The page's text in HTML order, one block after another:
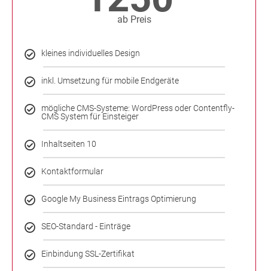
ab Preis
kleines individuelles Design
inkl. Umsetzung für mobile Endgeräte
mögliche CMS-Systeme: WordPress oder Contentfly-
CMS System für Einsteiger
Inhaltseiten 10
Kontaktformular
Google My Business Eintrags Optimierung
SEO-Standard - Einträge
Einbindung SSL-Zertifikat